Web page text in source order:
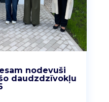
nodevuši
daudzdzīvokļu